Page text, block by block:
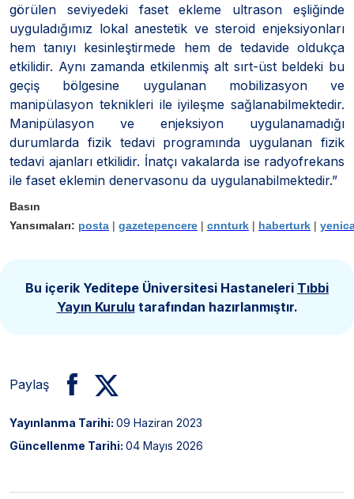
görülen seviyedeki faset ekleme ultrason eşliğinde
uyguladığımız lokal anestetik ve steroid enjeksiyonları
hem tanıyı kesinleştirmede hem de tedavide oldukça
etkilidir. Aynı zamanda etkilenmiş alt sırt-üst beldeki bu
geçiş bölgesine uygulanan mobilizasyon ve
manipülasyon teknikleri ile iyileşme sağlanabilmektedir.
Manipülasyon ve enjeksiyon uygulanamadığı
durumlarda fizik tedavi programında uygulanan fizik
tedavi ajanları etkilidir. İnatçı vakalarda ise radyofrekans
ile faset eklemin denervasonu da uygulanabilmektedir.”
Basın
Yansımaları: posta | gazetepencere | cnnturk | haberturk |
Bu içerik Yeditepe Üniversitesi Hastaneleri Tıbbi
Yayın Kurulu tarafından hazırlanmıştır.
Paylaş
Yayınlanma Tarihi: 09 Haziran 2023
Güncellenme Tarihi: 04 Mayıs 2026